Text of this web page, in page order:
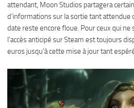
attendant, Moon Studios partagera
d’informations sur la sortie tant attendue
date reste encore floue. Pour ceux qui
l’accès anticipé sur Steam est toujours
euros jusqu’à cette mise à jour tant